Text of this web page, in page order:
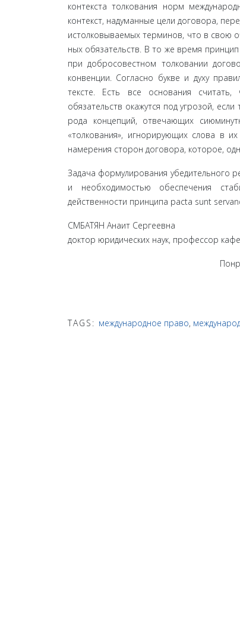
контекста толкования норм
контекст, надуманные цели договора,
истолковываемых терминов, что в свою
ных обязательств. В то же время
при добросовестном толковании
конвен­ции. Согласно букве и духу
тексте. Есть все основания
обязательств окажутся под угрозой,
рода концепций, отве­чающих
«толкования», игнорирую­щих слова в
намерения сторон договора, которое,
Задача формулирования убедительного
и необходимостью обеспечения
действенности принципа pacta sunt
СМБАТЯН Анаит Сергеевна
доктор юридических наук, профессор
TAGS: международное право,